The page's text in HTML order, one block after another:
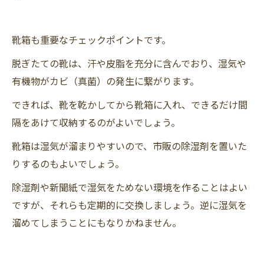
靴箱も重要なチェックポイントです。
脱ぎたての靴は、汗や皮脂を充分に含んでおり、湿気や
有機物がカビ（真菌）の発生に繋がります。
できれば、靴を乾かしてから靴箱に入れ、できるだけ間
隔をあけて収納するのがよいでしょう。
靴箱は湿気が溜まりやすいので、市販の除湿剤を置いた
りするのもよいでしょう。
除湿剤や新聞紙で湿気をためない環境を作ることはよい
ですが、それらも定期的に交換しましょう。逆に湿気を
溜めてしまうことにもなりかねません。